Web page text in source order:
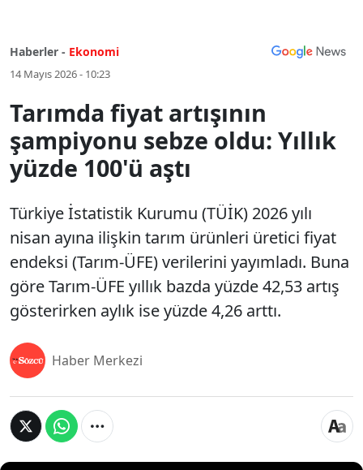
Haberler - Ekonomi
14 Mayıs 2026 - 10:23
Tarımda fiyat artışının
şampiyonu sebze oldu: Yıllık
yüzde 100'ü aştı
Türkiye İstatistik Kurumu (TÜİK) 2026 yılı
nisan ayına ilişkin tarım ürünleri üretici fiyat
endeksi (Tarım-ÜFE) verilerini yayımladı. Buna
göre Tarım-ÜFE yıllık bazda yüzde 42,53 artış
gösterirken aylık ise yüzde 4,26 arttı.
Haber Merkezi